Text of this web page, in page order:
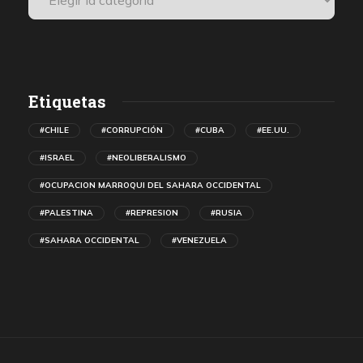
Etiquetas
#CHILE #CORRUPCIÓN #CUBA #EE.UU.
#ISRAEL #NEOLIBERALISMO
#OCUPACION MARROQUI DEL SAHARA OCCIDENTAL
#PALESTINA #REPRESION #RUSIA
#SAHARA OCCIDENTAL #VENEZUELA